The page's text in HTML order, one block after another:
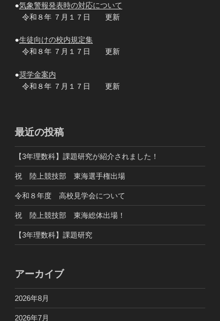
●気象警報発表時の対応について
令和８年 ７月１７日 更新
●生徒向けの校内規定集
令和８年 ７月１７日 更新
●奨学金案内
令和８年 ７月１７日 更新
最近の投稿
【3年理数科】課題研究が紹介されました！
祝 陸上競技部 東海選手権出場
令和８年度 高校見学会について
祝 陸上競技部 東海総体出場！
【3年理数科】課題研究
アーカイブ
2026年8月
2026年7月